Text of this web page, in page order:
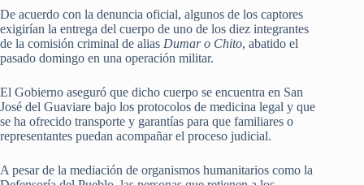
De acuerdo con la denuncia oficial, algunos de los captores
exigirían la entrega del cuerpo de uno de los diez integrantes
de la comisión criminal de alias Dumar o Chito, abatido el
pasado domingo en una operación militar.
El Gobierno aseguró que dicho cuerpo se encuentra en San
José del Guaviare bajo los protocolos de medicina legal y que
se ha ofrecido transporte y garantías para que familiares o
representantes puedan acompañar el proceso judicial.
A pesar de la mediación de organismos humanitarios como la